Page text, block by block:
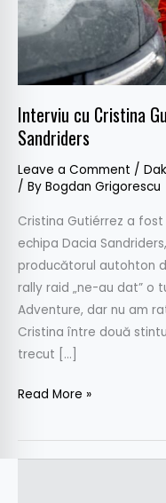
Interviu cu Cristina
Sandriders
Leave a Comment /
/ By Bogdan Grigorescu
Cristina Gutiérrez a
echipa Dacia
producătorul autohton
rally raid „ne-au dat” o
Adventure, dar nu am
Cristina între două
trecut […]
Dacia
Sandriders
Read More »